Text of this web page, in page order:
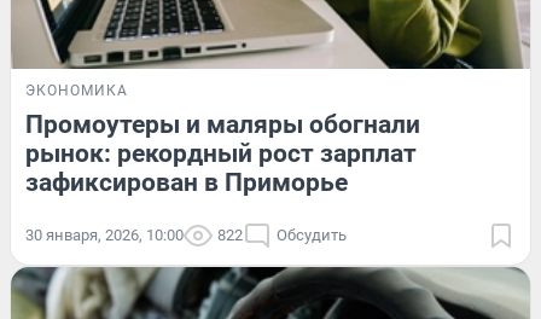
ЭКОНОМИКА
Промоутеры и маляры обогнали
рынок: рекордный рост зарплат
зафиксирован в Приморье
30 января, 2026, 10:00 822 Обсудить